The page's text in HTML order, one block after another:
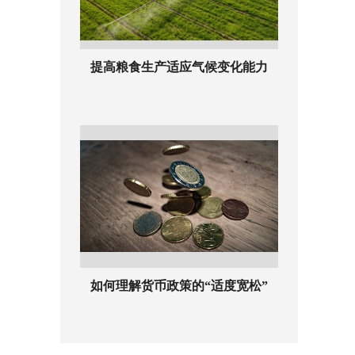
提高粮食生产适应气候变化能力
如何理解货币政策的“适度宽松”